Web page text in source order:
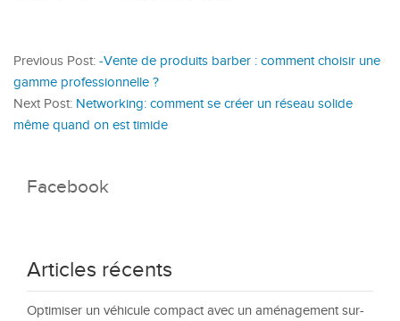
Previous Post: -Vente de produits barber : comment choisir une
gamme professionnelle ?
Next Post: Networking: comment se créer un réseau solide
même quand on est timide
Facebook
Articles récents
Optimiser un véhicule compact avec un aménagement sur-